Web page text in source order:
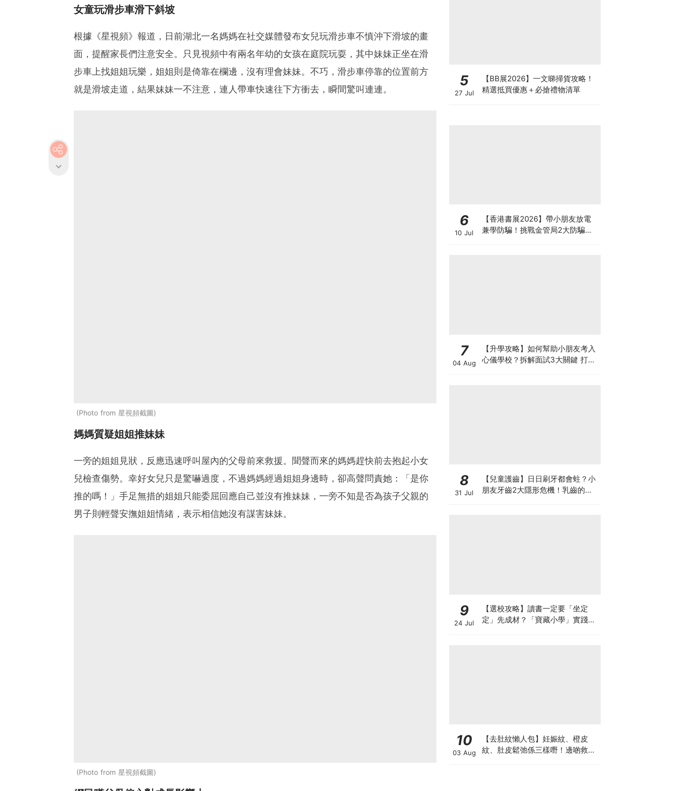
女童玩滑步車滑下斜坡
根據《星視頻》報道，日前湖北一名媽媽在社交媒體發布女兒玩滑步車不慎沖下滑坡的畫
面，提醒家長們注意安全。只見視頻中有兩名年幼的女孩在庭院玩耍，其中妹妹正坐在滑
步車上找姐姐玩樂，姐姐則是倚靠在欄邊，沒有理會妹妹。不巧，滑步車停靠的位置前方
就是滑坡走道，結果妹妹一不注意，連人帶車快速往下方衝去，瞬間驚叫連連。
Photo from 星視頻截圖
媽媽質疑姐姐推妹妹
一旁的姐姐見狀，反應迅速呼叫屋內的父母前來救援。聞聲而來的媽媽趕快前去抱起小女
兒檢查傷勢。幸好女兒只是驚嚇過度，不過媽媽經過姐姐身邊時，卻高聲問責她：「是你
推的嗎！」手足無措的姐姐只能委屈回應自己並沒有推妹妹，一旁不知是否為孩子父親的
男子則輕聲安撫姐姐情緒，表示相信她沒有謀害妹妹。
Photo from 星視頻截圖
5
27 Jul
【BB展2026】一文睇掃貨攻略！
精選抵買優惠＋必搶禮物清單
6
10 Jul
【香港書展2026】帶小朋友放電
兼學防騙！挑戰金管局2大防騙遊
7
04 Aug
【升學攻略】如何幫助小朋友考入
心儀學校？拆解面試3大關鍵 打好
8
31 Jul
【兒童護齒】日日刷牙都會蛀？小
朋友牙齒2大隱形危機！乳齒的琺
9
24 Jul
【選校攻略】讀書一定要「坐定
定」先成材？「寶藏小學」實踐動
10
03 Aug
【去肚紋懶人包】妊娠紋、橙皮
紋、肚皮鬆弛係三樣嘢！邊啲救得